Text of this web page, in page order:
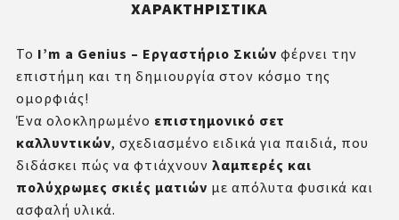
ΧΑΡΑΚΤΗΡΙΣΤΙΚΆ
Το I’m a Genius – Εργαστήριο Σκιών φέρνει την
επιστήμη και τη δημιουργία στον κόσμο της
ομορφιάς!
Ένα ολοκληρωμένο επιστημονικό σετ
καλλυντικών, σχεδιασμένο ειδικά για παιδιά, που
διδάσκει πώς να φτιάχνουν λαμπερές και
πολύχρωμες σκιές ματιών με απόλυτα φυσικά και
ασφαλή υλικά.